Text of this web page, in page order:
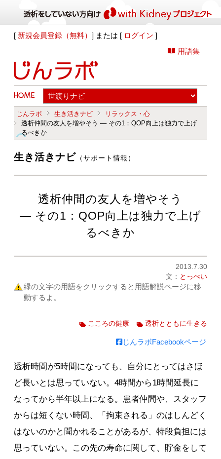
[ 新規会員登録（無料）] または [ ログイン ]
用語集
じんラボ 生き活きナビ
リラックス・心
透析仲間の友人を増やそう ― その1：QOP向上は独力で上げ
るべきか
生き活きナビ （サポート情報）
透析仲間の友人を増やそう
― その1：QOP向上は独力で上げ
るべきか
2013.7.30
文： とっぺい
緑の文字の用語をクリックすると用語解説ページに移
動するよ。
こころの健康 透析とともに生きる
じんラボFacebookページ
透析時間が5時間になっても、自分にとってはさほ
ど長いとは思っていない。4時間から1時間延長に
なってから半年以上になる。患者仲間や、スタッフ
からは短くない時間、「拘束される」のはしんどく
はないのかと聞かれることがあるが、特段負担には
思っていない。この先の寿命に関して、貯金をして